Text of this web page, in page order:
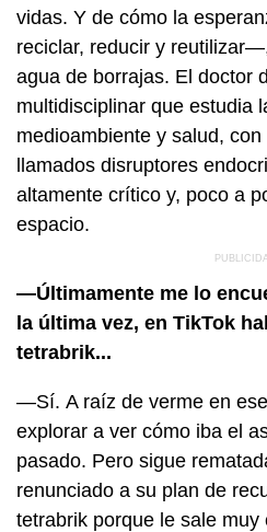
vidas. Y de cómo la
reciclar, reducir y
agua de borrajas. El doctor
multidisciplinar que estudia
medioambiente y salud,
llamados disruptores
altamente crítico y, poco a
espacio.
—Últimamente me lo
la última vez, en TikTok
tetrabrik...
—Sí. A raíz de verme en
explorar a ver cómo iba el
pasado. Pero sigue
renunciado a su plan de
tetrabrik porque le sale